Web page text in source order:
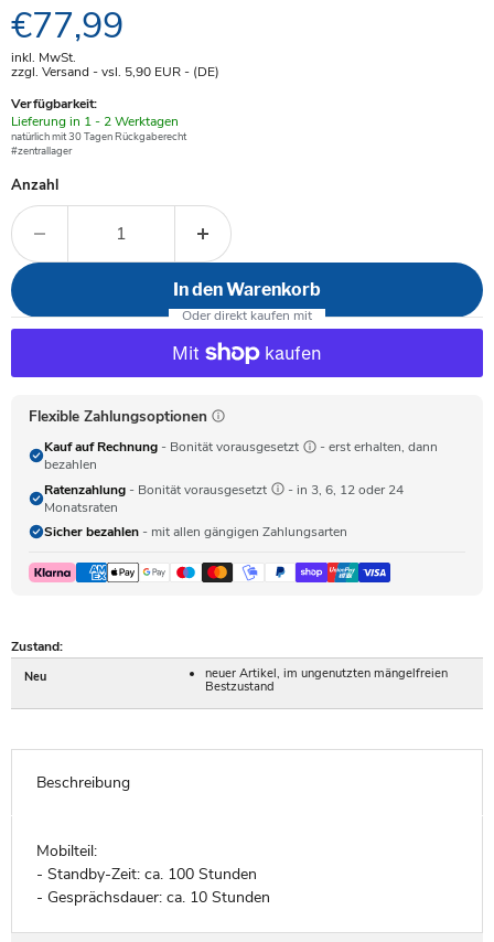
Aktueller Preis
€77,99
inkl. MwSt.
zzgl. Versand - vsl. 5,90 EUR- (DE)
Verfügbarkeit:
Verfügbar
-
Lieferung in 1 - 2 Werktagen
natürlich mit 30 Tagen Rückgaberecht
#zentrallager
Anzahl
In den Warenkorb
Flexible Zahlungsoptionen
Kauf auf Rechnung - Bonität vorausgesetzt
- erst erhalten, dann
bezahlen
Ratenzahlung - Bonität vorausgesetzt
- in 3, 6, 12 oder 24
Monatsraten
Sicher bezahlen - mit allen gängigen Zahlungsarten
Zustand:
Neu
neuer Artikel, im ungenutzten mängelfreien
Bestzustand
Beschreibung
Mobilteil:
- Standby-Zeit: ca. 100 Stunden
- Gesprächsdauer: ca. 10 Stunden